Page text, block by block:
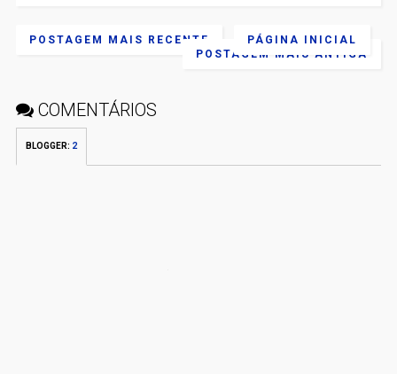
POSTAGEM MAIS RECENTE
POSTAGEM MAIS ANTIGA
PÁGINA INICIAL
COMENTÁRIOS
BLOGGER: 2